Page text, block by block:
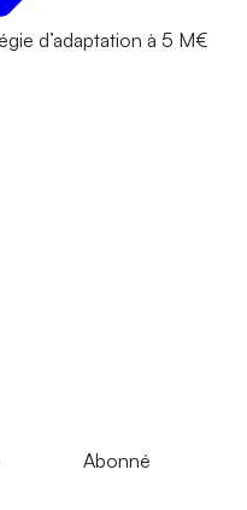
d’adaptation à 5 M€
Abonné